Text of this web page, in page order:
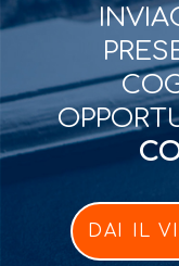
DAI IL